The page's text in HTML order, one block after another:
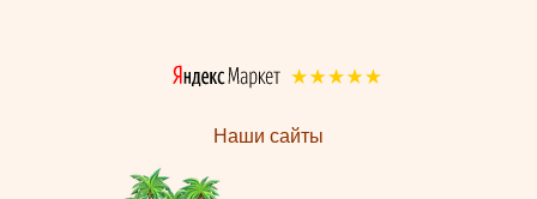
Наши сайты